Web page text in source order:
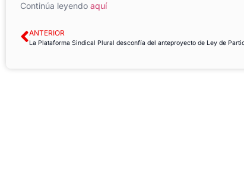
Continúa leyendo aquí
ANTERIOR